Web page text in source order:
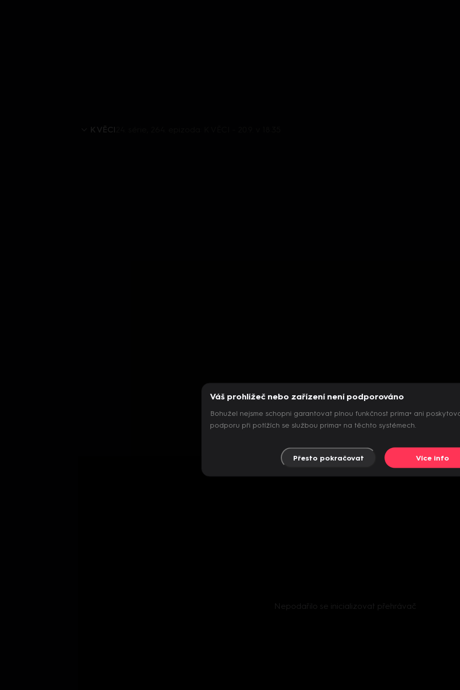
Nepodařilo se inicializovat přehrávač
Váš prohlížeč nebo zařízení není podporováno
Bohužel nejsme schopni garantovat plnou funkčnost prima+ ani
podporu při potížích se službou prima+ na těchto systémech.
Přesto pokračovat Více info